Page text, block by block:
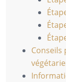
Conseils